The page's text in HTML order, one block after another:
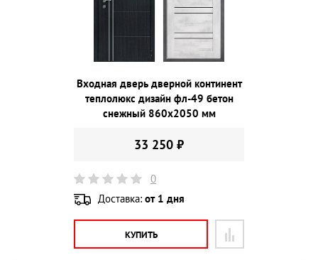
Входная дверь дверной континент
теплолюкс дизайн фл-49 бетон
снежный 860х2050 мм
33 250 ₽
0
Доставка: от 1 дня
КУПИТЬ